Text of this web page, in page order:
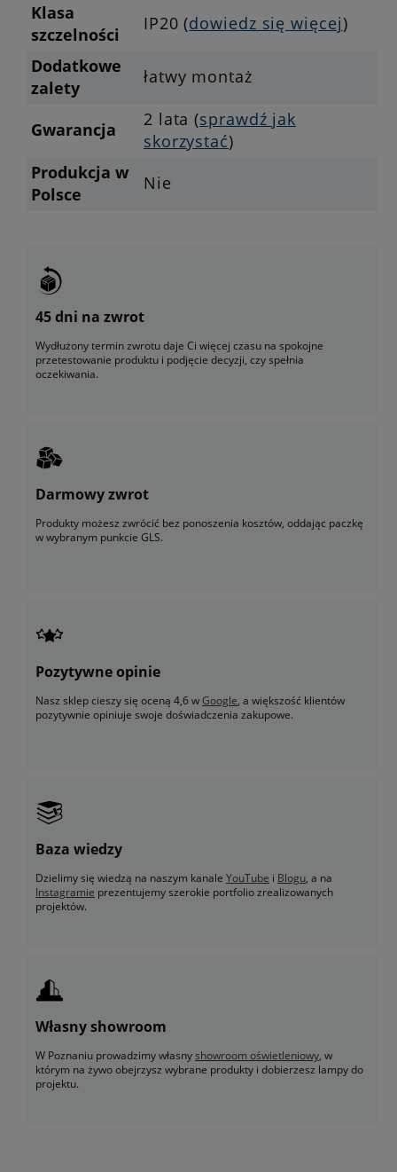
Klasa
szczelności
IP20 (dowiedz się więcej)
Dodatkowe
zalety
łatwy montaż
Gwarancja 2 lata (sprawdź jak
skorzystać)
Produkcja w
Polsce
Nie
45 dni na zwrot
Wydłużony termin zwrotu daje Ci więcej czasu na spokojne
przetestowanie produktu i podjęcie decyzji, czy spełnia
oczekiwania.
Darmowy zwrot
Produkty możesz zwrócić bez ponoszenia kosztów, oddając paczkę
w wybranym punkcie GLS.
Pozytywne opinie
Nasz sklep cieszy się oceną 4,6 wGoogle, a większość klientów
pozytywnie opiniuje swoje doświadczenia zakupowe.
Baza wiedzy
Dzielimy się wiedzą na naszym kanale YouTube i Blogu, a na
Instagramie prezentujemy szerokie portfolio zrealizowanych
projektów.
Własny showroom
W Poznaniu prowadzimy własnyshowroom oświetleniowy, w
którym na żywo obejrzysz wybrane produkty i dobierzesz lampy do
projektu.